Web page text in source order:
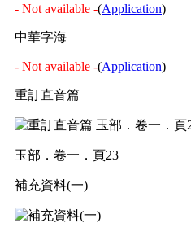
- Not available -(Application)
中華字海
- Not available -(Application)
重訂直音篇
玉部．卷一．頁23
補充資料(一)